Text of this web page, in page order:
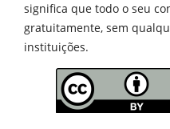
significa que todo o seu
gratuitamente, sem
instituições.